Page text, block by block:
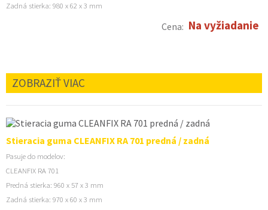
Zadná stierka: 980 x 62 x 3 mm
Cena: Na vyžiadanie
ZOBRAZIŤ VIAC
Stieracia guma CLEANFIX RA 701 predná / zadná
Pasuje do modelov:
CLEANFIX RA 701
Predná stierka: 960 x 57 x 3 mm
Zadná stierka: 970 x 60 x 3 mm